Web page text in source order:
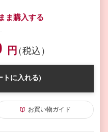
ま購入する
円（税込）
トに入れる)
お買い物ガイド